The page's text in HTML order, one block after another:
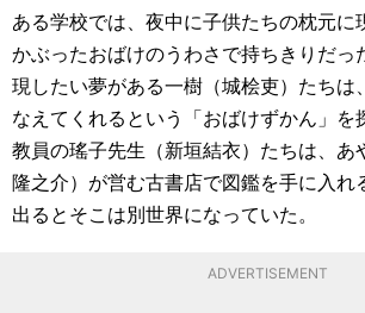
ある学校では、夜中に子供たちの枕元に
かぶったおばけのうわさで持ちきりだっ
現したい夢がある一樹（城桧吏）たちは
なえてくれるという「おばけずかん」を
教員の瑤子先生（新垣結衣）たちは、あ
隆之介）が営む古書店で図鑑を手に入れ
出るとそこは別世界になっていた。
ADVERTISEMENT